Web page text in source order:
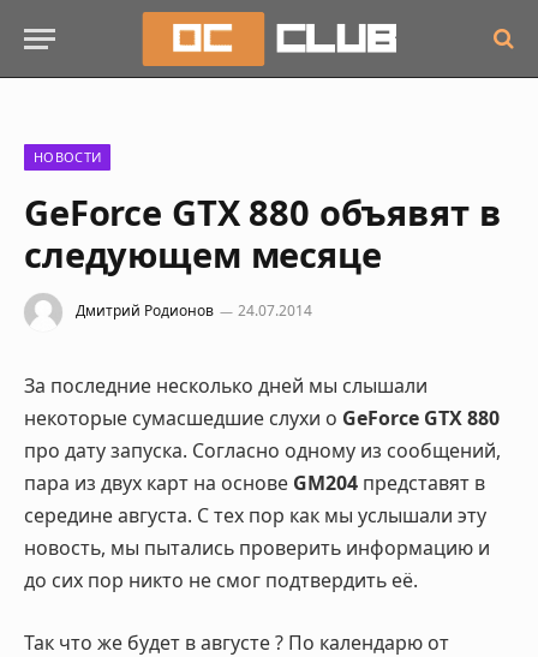
НОВОСТИ
GeForce GTX 880 объявят в
следующем месяце
Дмитрий Родионов 24.07.2014
За последние несколько дней мы слышали
некоторые сумасшедшие слухи о GeForce GTX 880
про дату запуска. Согласно одному из сообщений,
пара из двух карт на основе GM204 представят в
середине августа. С тех пор как мы услышали эту
новость, мы пытались проверить информацию и
до сих пор никто не смог подтвердить её.
Так что же будет в августе ? По календарю от